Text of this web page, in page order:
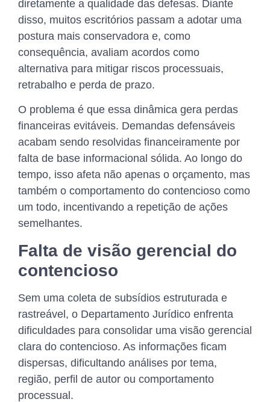
diretamente a qualidade das defesas. Diante
disso, muitos escritórios passam a adotar uma
postura mais conservadora e, como
consequência, avaliam acordos como
alternativa para mitigar riscos processuais,
retrabalho e perda de prazo.
O problema é que essa dinâmica gera perdas
financeiras evitáveis. Demandas defensáveis
acabam sendo resolvidas financeiramente por
falta de base informacional sólida. Ao longo do
tempo, isso afeta não apenas o orçamento, mas
também o comportamento do contencioso como
um todo, incentivando a repetição de ações
semelhantes.
Falta de visão gerencial do
contencioso
Sem uma coleta de subsídios estruturada e
rastreável, o Departamento Jurídico enfrenta
dificuldades para consolidar uma visão gerencial
clara do contencioso. As informações ficam
dispersas, dificultando análises por tema,
região, perfil de autor ou comportamento
processual.